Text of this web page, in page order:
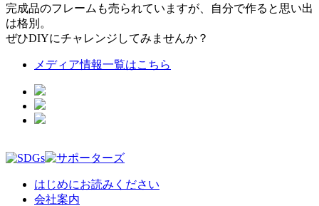
完成品のフレームも売られていますが、自分で作ると思い出
は格別。
ぜひDIYにチャレンジしてみませんか？
メディア情報一覧はこちら
はじめにお読みください
会社案内